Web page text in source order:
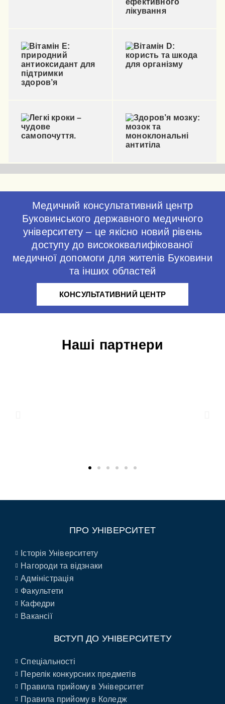
Медичний консультативний центр
Буковинського державного медичного
університету – це якісно новий рівень
доступу до висококвалифікованої
медичної допомоги для жителів Буковини
та інших областей
КОНСУЛЬТАТИВНИЙ ЦЕНТР
Наші партнери
ПРО УНІВЕРСИТЕТ
Історія Університету
Нагороди та відзнаки
Адміністрація
Факультети
Кафедри
Вакансії
ВСТУП ДО УНІВЕРСИТЕТУ
Спеціальності
Перелік конкурсних предметів
Правила прийому в Університет
Правила прийому в Коледж